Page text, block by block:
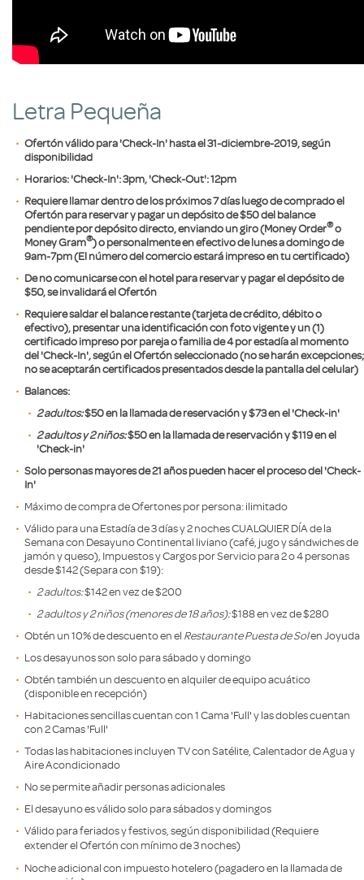
Letra Pequeña
Ofertón válido para 'Check-In' hasta el31-diciembre-2019, según
disponibilidad
Horarios: 'Check-In': 3pm, 'Check-Out': 12pm
Requiere llamardentro de los próximos 7 días luego de comprado el
Ofertónpara reservar y pagar un depósito de $50 del balance
pendiente por depósito directo, enviando un giro (Money Order®o
Money Gram®) o personalmente en efectivo de lunes a domingo de
9am-7pm (El número del comercio estará impreso en tu certificado)
De no comunicarse con el hotel para reservar y pagar el depósito de
$50, se invalidará el Ofertón
Requiere saldar el balance restante (tarjeta de crédito, débito o
efectivo), presentar una identificación con foto vigente y un (1)
certificado impreso por pareja o familia de 4 por estadía al momento
del 'Check-In', según el Ofertón seleccionado (no se harán excepciones;
no se aceptarán certificados presentados desde la pantalla del celular)
Balances:
2 adultos:$50 en la llamada de reservación y $73 en el 'Check-in'
2 adultos y 2 niños:$50 en la llamada de reservacióny $119en el
'Check-in'
Solo personas mayores de 21 años pueden hacer el proceso del 'Check-
In'
Máximo de compra de Ofertones por persona: ilimitado
Válido para una Estadía de 3 días y 2 noches CUALQUIER DÍA de la
Semana con Desayuno Continental liviano (café, jugo y sándwiches de
jamón y queso), Impuestos y Cargos por Servicio para 2 o 4 personas
desde $142 (Separa con $19):
2 adultos:$142 en vez de $200
2 adultos y 2 niños (menores de 18 años):$188 en vez de $280
Obtén un 10% de descuento en el Restaurante Puesta de Solen Joyuda
Los desayunos son solo para sábado y domingo
Obtén también un descuento en alquiler de equipo acuático
(disponible en recepción)
Habitaciones sencillas cuentan con 1 Cama 'Full' y las dobles cuentan
con 2 Camas 'Full'
Todas las habitaciones incluyen TV con Satélite, Calentador de Agua y
Aire Acondicionado
No se permite añadir personas adicionales
El desayuno es válido solo para sábados y domingos
Válido para feriados y festivos, según disponibilidad (Requiere
extenderel Ofertóncon mínimo de 3 noches)
Noche adicional con impuesto hotelero (pagadero en la llamada de